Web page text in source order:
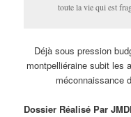
toute la vie qui est
Déjà sous pression
montpelliéraine subit les
méconnaissance
Dossier Réalisé Par